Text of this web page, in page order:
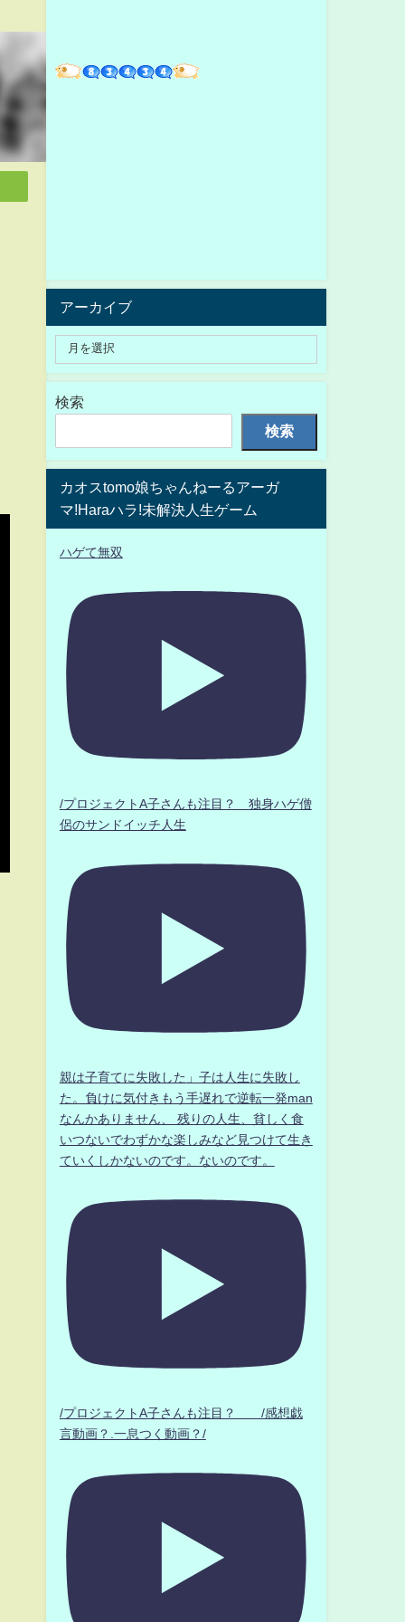
アーカイブ
検索
検索
カオスtomo娘ちゃんねーるアーガ
マ!Haraハラ!未解決人生ゲーム
ハゲて無双
/プロジェクトA子さんも注目？ 独身ハゲ僧
侶のサンドイッチ人生
親は子育てに失敗した」子は人生に失敗し
た。負けに気付きもう手遅れで逆転一発man
なんかありません、 残りの人生、貧しく食
いつないでわずかな楽しみなど見つけて生き
ていくしかないのです。ないのです。
/プロジェクトA子さんも注目？ /感想戯
言動画？.一息つく動画？/